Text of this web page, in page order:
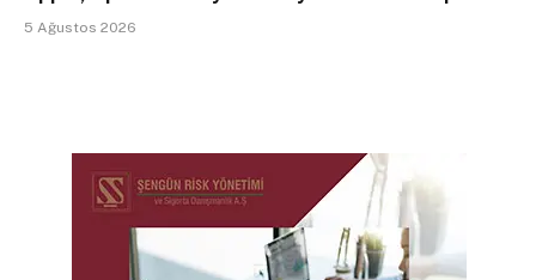
5 Ağustos 2026